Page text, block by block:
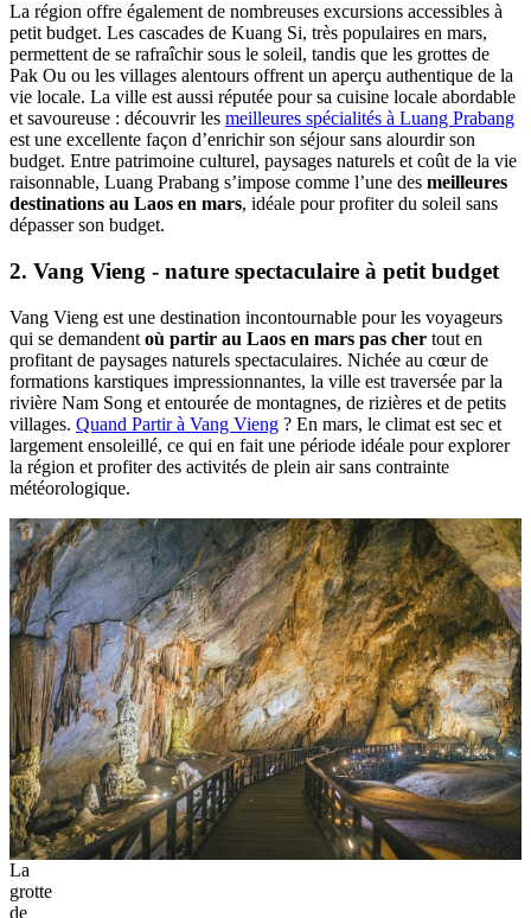
La région offre également de nombreuses excursions accessibles à
petit budget. Les cascades de Kuang Si, très populaires en mars,
permettent de se rafraîchir sous le soleil, tandis que les grottes de
Pak Ou ou les villages alentours offrent un aperçu authentique de la
vie locale. La ville est aussi réputée pour sa cuisine locale abordable
et savoureuse : découvrir les meilleures spécialités à Luang Prabang
est une excellente façon d’enrichir son séjour sans alourdir son
budget. Entre patrimoine culturel, paysages naturels et coût de la vie
raisonnable, Luang Prabang s’impose comme l’une des meilleures
destinations au Laos en mars, idéale pour profiter du soleil sans
dépasser son budget.
2. Vang Vieng - nature spectaculaire à petit budget
Vang Vieng est une destination incontournable pour les voyageurs
qui se demandent où partir au Laos en mars pas cher tout en
profitant de paysages naturels spectaculaires. Nichée au cœur de
formations karstiques impressionnantes, la ville est traversée par la
rivière Nam Song et entourée de montagnes, de rizières et de petits
villages. Quand Partir à Vang Vieng ? En mars, le climat est sec et
largement ensoleillé, ce qui en fait une période idéale pour explorer
la région et profiter des activités de plein air sans contrainte
météorologique.
La
grotte
de